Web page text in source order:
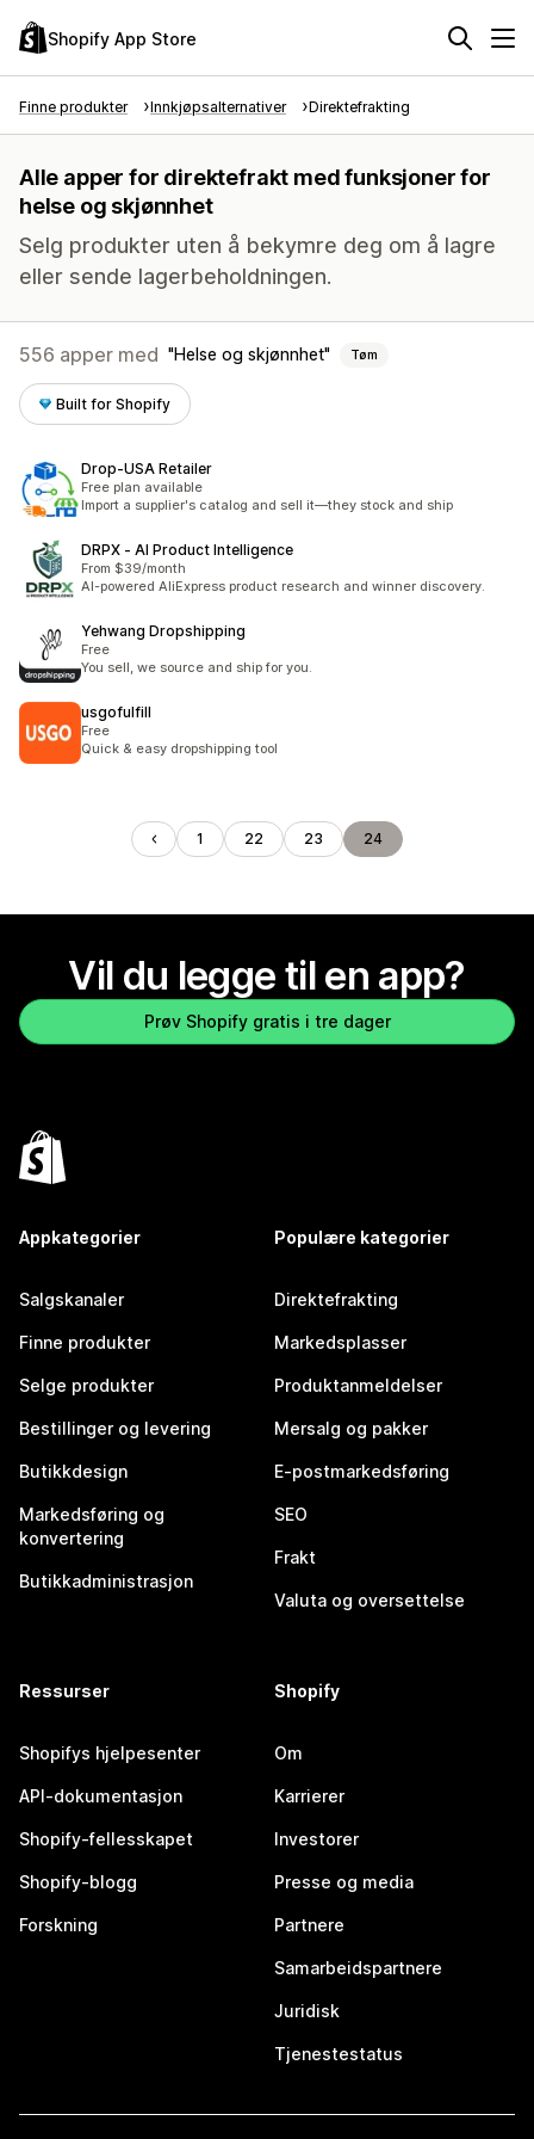
Shopify App Store
Finne produkter Innkjøpsalternativer Direktefrakting
Alle apper for direktefrakt med funksjoner for
helse og skjønnhet
Selg produkter uten å bekymre deg om å lagre
eller sende lagerbeholdningen.
556 apper med Helse og skjønnhet Tøm
Built for Shopify
Drop‑USA Retailer
Free plan available
Import a supplier's catalog and sell it—they stock and ship
DRPX ‑ AI Product Intelligence
From $39/month
AI-powered AliExpress product research and winner discovery.
Yehwang Dropshipping
Free
You sell, we source and ship for you.
usgofulfill
Free
Quick & easy dropshipping tool
1 22 23 24
Vil du legge til en app?
Prøv Shopify gratis i tre dager
Appkategorier
Salgskanaler
Finne produkter
Selge produkter
Bestillinger og levering
Butikkdesign
Markedsføring og
konvertering
Butikkadministrasjon
Populære kategorier
Direktefrakting
Markedsplasser
Produktanmeldelser
Mersalg og pakker
E-postmarkedsføring
SEO
Frakt
Valuta og oversettelse
Ressurser
Shopifys hjelpesenter
API-dokumentasjon
Shopify-fellesskapet
Shopify-blogg
Forskning
Shopify
Om
Karrierer
Investorer
Presse og media
Partnere
Samarbeidspartnere
Juridisk
Tjenestestatus